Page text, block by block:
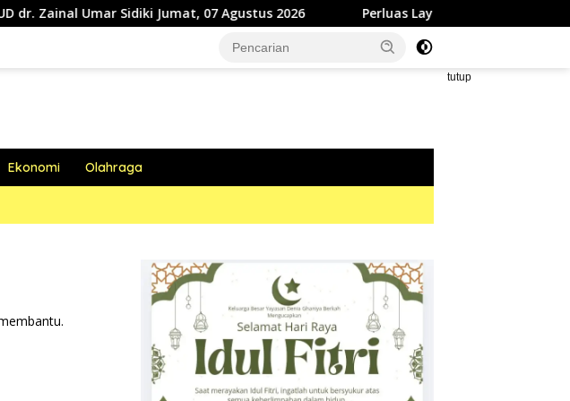
Umar Sidiki Jumat, 07 Agustus 2026 Perluas Layanan Kesehatan Gigi, RSUD
tutup
Ekonomi Olahraga